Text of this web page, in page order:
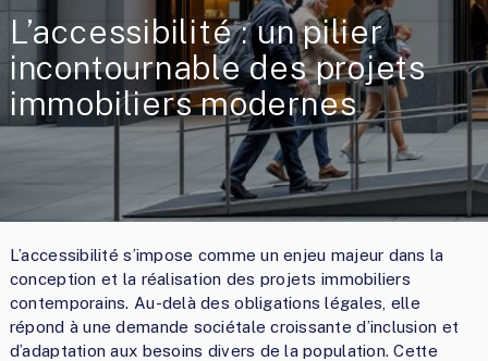
L’accessibilité : un pilier
incontournable des projets
immobiliers modernes
L’accessibilité s’impose comme un enjeu majeur dans la
conception et la réalisation des projets immobiliers
contemporains. Au-delà des obligations légales, elle
répond à une demande sociétale croissante d’inclusion et
d’adaptation aux besoins divers de la population. Cette